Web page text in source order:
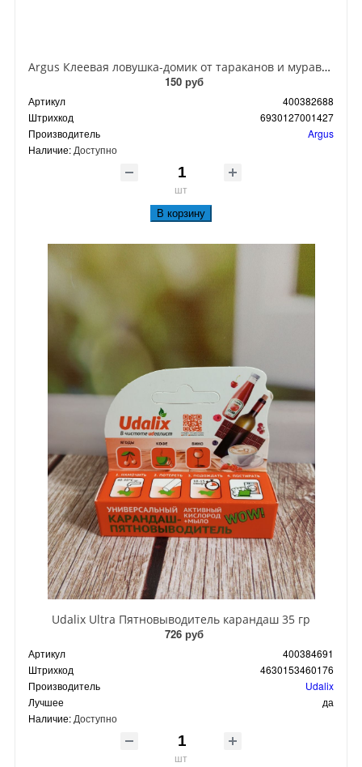
Argus Клеевая ловушка-домик от тараканов и муравьев
150 руб
Артикул
400382688
Штрихкод
6930127001427
Производитель
Argus
Наличие: Доступно
шт
В корзину
Udalix Ultra Пятновыводитель карандаш 35 гр
726 руб
Артикул
400384691
Штрихкод
4630153460176
Производитель
Udalix
Лучшее
да
Наличие: Доступно
шт